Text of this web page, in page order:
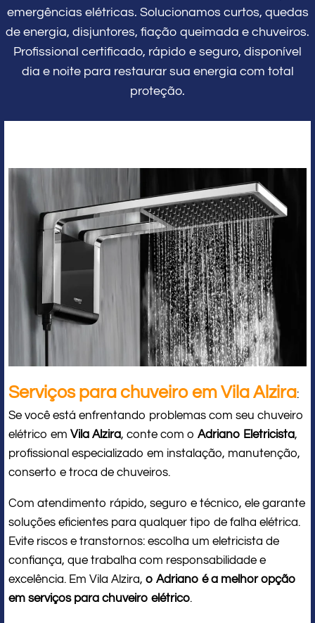
emergências elétricas. Solucionamos curtos, quedas
de energia, disjuntores, fiação queimada e chuveiros.
Profissional certificado, rápido e seguro, disponível
dia e noite para restaurar sua energia com total
proteção.
Serviços para chuveiro em Vila Alzira:
Se você está enfrentando problemas com seu chuveiro
elétrico em Vila Alzira, conte com o Adriano Eletricista,
profissional especializado em instalação, manutenção,
conserto e troca de chuveiros.
Com atendimento rápido, seguro e técnico, ele garante
soluções eficientes para qualquer tipo de falha elétrica.
Evite riscos e transtornos: escolha um eletricista de
confiança, que trabalha com responsabilidade e
excelência. Em Vila Alzira, o Adriano é a melhor opção
em serviços para chuveiro elétrico.